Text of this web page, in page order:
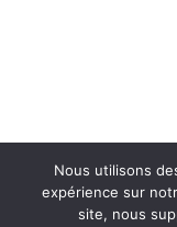
Nous utilisons
expérience sur
site, nous